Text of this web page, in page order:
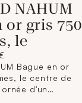
NAHUM
or gris 750
le
Bague en or
le centre de
d'un